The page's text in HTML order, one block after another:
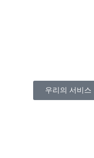
우리의 서비스